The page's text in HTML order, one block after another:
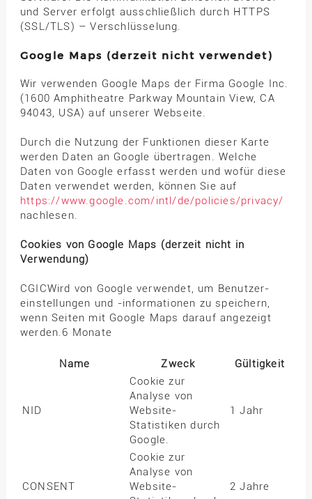
und Server erfolgt ausschließlich durch HTTPS
(SSL/TLS) – Verschlüsselung.
Google Maps (derzeit nicht verwendet)
Wir verwenden Google Maps der Firma Google Inc.
(1600 Amphitheatre Parkway Mountain View, CA
94043, USA) auf unserer Webseite.
Durch die Nutzung der Funktionen dieser Karte
werden Daten an Google übertragen. Welche
Daten von Google erfasst werden und wofür diese
Daten verwendet werden, können Sie auf
https://www.google.com/intl/de/policies/privacy/
nachlesen.
Cookies von Google Maps (derzeit nicht in
Verwendung)
CGICWird von Google verwendet, um Benutzer­
einstellungen und -informationen zu speichern,
wenn Seiten mit Google Maps darauf angezeigt
werden.6 Monate
Name Zweck Gültigkeit
NID
Cookie zur
Analyse von
Website-
Statistiken durch
Google.
1 Jahr
CONSENT
Cookie zur
Analyse von
Website-
2 Jahre